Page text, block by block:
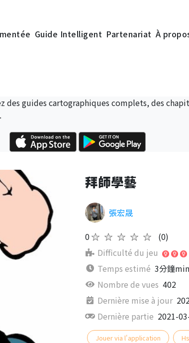
Guide Intelligent Partenariat À
des guides cartographiques complets, des
拜師學藝
張宏晟
0★★★★★
(0)
Difficulté du jeu
Temps estimé 3分鐘
Nombre de vues 402
Dernière mise à jour
Dernière partie 2021-
Jouer via l'application